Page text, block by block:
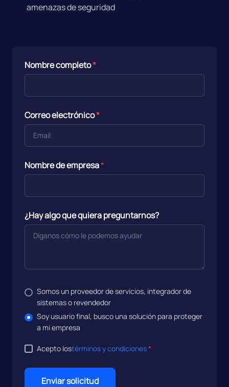
amenazas de seguridad
Nombre completo*
Correo electrónico*
Nombre de empresa*
¿Hay algo que quiera preguntarnos?
Somos un proveedor de servicios, integrador de
sistemas o revendedor
Soy usuario final, busco una solución para proteger
a mi empresa
Acepto lostérminos y condiciones*
Enviar solicitud